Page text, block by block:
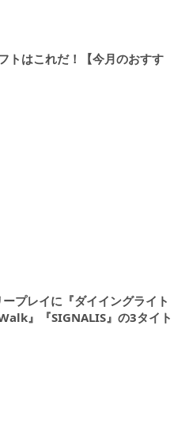
トはこれだ！【今月のおすす
プレイに『ダイイングライト
』『SIGNALIS』の3タイト